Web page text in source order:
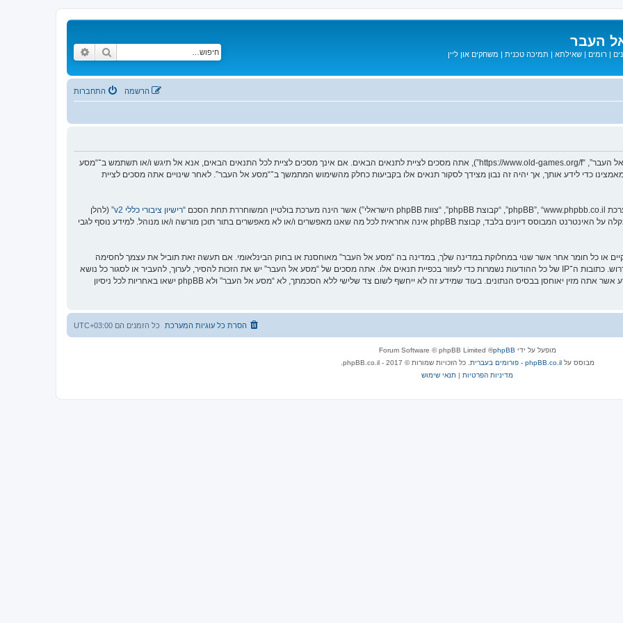
העבר
| רומים | שאילתא | תמיכה טכנית | משחקים און ליין חיפוש
התחברות הרשמה
בעת הגישה אל “מסע אל העבר” (להלן “אנחנו”, “אותנו”, “שלנו”, “מסע אל העבר”, “https://www.old-games.org/f”), אתה מסכים לציית לתנאים הבאים. אם אינך מסכים לציית לכל התנאים הבאים, אנא אל תיגש ו/או תשתמש ב־“מסע
מאמצינו כדי לידע אותך, אך יהיה זה נבון מצידך לסקור תנאים אלו בקביעות כחלק מהשימוש המתמשך ב־“מסע אל העבר”. לאחר שינויים אתה מסכים לציית
רישיון ציבורי כללי v2
” (להלן
. מערכת phpBB מקלה על האינטרנט המבוסס דיונים בלבד, קבוצת phpBB אינה אחראית לכל מה שאנו מאפשרים ו/או לא מאפשרים בתור תוכן מורשה ו/או מנוהל. למידע נוסף לגבי
או כל חומר אחר אשר שנוי במחלוקת במדינה שלך, במדינה בה “מסע אל העבר” מאוחסנת או בחוק הבינלאומי. אם תעשה זאת תוביל את עצמך לחסימה
מיידית ולצמיתות, עם הודעה לספק שירות האינטרנט אם זה יראה לנו דרוש. כתובות ה־IP של כל ההודעות נשמרות כדי לעזור בכפיית תנאים אלו. אתה מסכים של “מסע אל העבר” יש את הזכות להסיר, לערוך, להעביר או לסגור כל נושא
בכל זמן נתון הנראה לנו מתאים. בתור משתמש אתה מסכים שכל המידע אשר אתה מזין יאוחסן בבסיס הנתונים. בעוד שמידע זה לא ייחשף לשום צד שלישי ללא הסכמתך, לא “מסע אל העבר” ולא phpBB ישאו באחריות לכל ניסיון
כל הזמנים הם UTC+03:00 הסרת כל עוגיות המערכת
מופעל על ידי phpBB
® Forum Software © phpBB Limited
מבוסס עלphpBB.co.il - פורומים בעברית
. כל הזכויות שמורות © 2017 - phpBB.co.il.
מדיניות הפרטיות | תנאי שימוש